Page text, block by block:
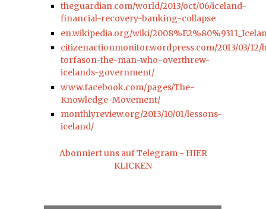
theguardian.com/world/2013/oct/06/iceland-
financial-recovery-banking-collapse
en.wikipedia.org/wiki/
citizenactionmonitor.wordpress.com/2013/03/
torfason-the-man-who-overthrew-
icelands-government/
www.facebook.com/pages/The-
Knowledge-Movement/
monthlyreview.org/2013/10/01/lessons-
iceland/
Abonniert uns auf Telegram - HIER
KLICKEN